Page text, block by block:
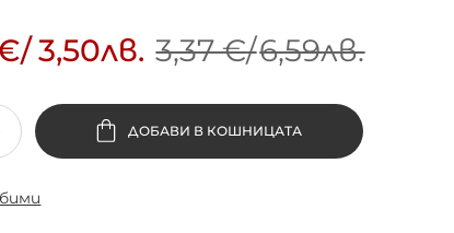
/3,50лв. 3,37 €/6,59лв.
ДОБАВИ В КОШНИЦАТА